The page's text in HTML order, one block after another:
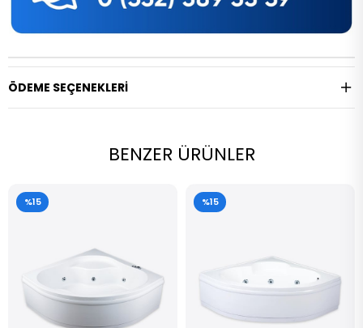
ÖDEME SEÇENEKLERI
BENZER ÜRÜNLER